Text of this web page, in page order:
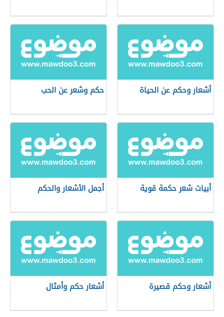
أشعار وحكم عن الحياة حكم وشعر عن الحب
أبيات شعر حكمة قوية أجمل الأشعار والحكم
أشعار وحكم قصيرة أشعار حكم وأمثال